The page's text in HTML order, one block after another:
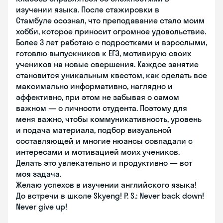
изучении языка. После стажировки в
Стамбуле осознал, что преподавание стало моим
хобби, которое приносит огромное удовольствие.
Более 3 лет работаю с подростками и взрослыми,
готовлю выпускников к ЕГЭ, мотивирую своих
учеников на новые свершения. Каждое занятие
становится уникальным квестом, как сделать все
максимально информативно, наглядно и
эффективно, при этом не забывая о самом
важном — о личности студента. Поэтому для
меня важно, чтобы коммуникативность, уровень
и подача материала, подбор визуальной
составляющей и многие нюансы совпадали с
интересами и мотивацией моих учеников.
Делать это увлекательно и продуктивно — вот
моя задача.
Желаю успехов в изучении английского языка!
До встречи в школе Skyeng! P. S.: Never back down!
Never give up!